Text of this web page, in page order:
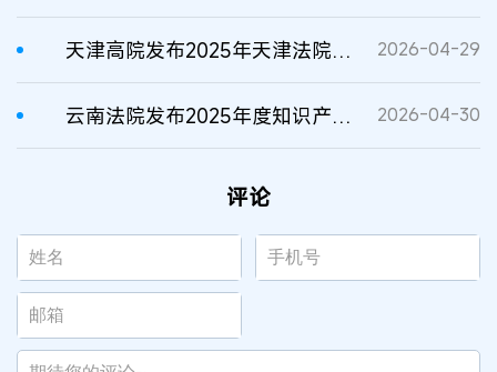
天津高院发布2025年天津法院知识产权典型案例 2026-04-29
云南法院发布2025年度知识产权司法保护典型案例 2026-04-30
评论